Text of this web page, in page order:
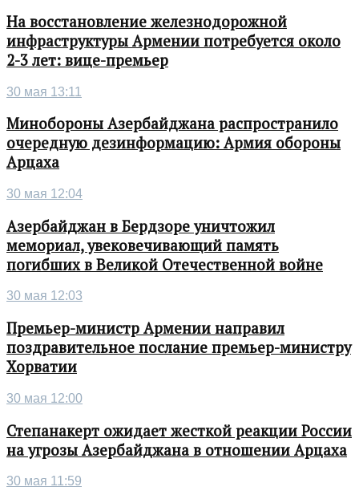
На восстановление железнодорожной
инфраструктуры Армении потребуется около
2-3 лет: вице-премьер
30 мая 13:11
Минобороны Азербайджана распространило
очередную дезинформацию: Армия обороны
Арцаха
30 мая 12:04
Азербайджан в Бердзоре уничтожил
мемориал, увековечивающий память
погибших в Великой Отечественной войне
30 мая 12:03
Премьер-министр Армении направил
поздравительное послание премьер-министру
Хорватии
30 мая 12:00
Степанакерт ожидает жесткой реакции России
на угрозы Азербайджана в отношении Арцаха
30 мая 11:59